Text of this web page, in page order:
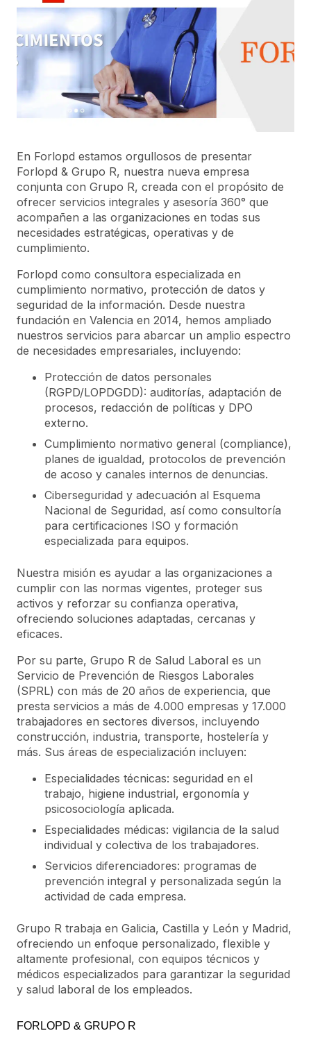
En Forlopd estamos orgullosos de presentar
Forlopd & Grupo R, nuestra nueva empresa
conjunta con Grupo R, creada con el propósito de
ofrecer servicios integrales y asesoría 360° que
acompañen a las organizaciones en todas sus
necesidades estratégicas, operativas y de
cumplimiento.
Forlopd como consultora especializada en
cumplimiento normativo, protección de datos y
seguridad de la información. Desde nuestra
fundación en Valencia en 2014, hemos ampliado
nuestros servicios para abarcar un amplio espectro
de necesidades empresariales, incluyendo:
Protección de datos personales
(RGPD/LOPDGDD): auditorías, adaptación de
procesos, redacción de políticas y DPO
externo.
Cumplimiento normativo general (compliance),
planes de igualdad, protocolos de prevención
de acoso y canales internos de denuncias.
Ciberseguridad y adecuación al Esquema
Nacional de Seguridad, así como consultoría
para certificaciones ISO y formación
especializada para equipos.
Nuestra misión es ayudar a las organizaciones a
cumplir con las normas vigentes, proteger sus
activos y reforzar su confianza operativa,
ofreciendo soluciones adaptadas, cercanas y
eficaces.
Por su parte, Grupo R de Salud Laboral es un
Servicio de Prevención de Riesgos Laborales
(SPRL) con más de 20 años de experiencia, que
presta servicios a más de 4.000 empresas y 17.000
trabajadores en sectores diversos, incluyendo
construcción, industria, transporte, hostelería y
más. Sus áreas de especialización incluyen:
Especialidades técnicas: seguridad en el
trabajo, higiene industrial, ergonomía y
psicosociología aplicada.
Especialidades médicas: vigilancia de la salud
individual y colectiva de los trabajadores.
Servicios diferenciadores: programas de
prevención integral y personalizada según la
actividad de cada empresa.
Grupo R trabaja en Galicia, Castilla y León y Madrid,
ofreciendo un enfoque personalizado, flexible y
altamente profesional, con equipos técnicos y
médicos especializados para garantizar la seguridad
y salud laboral de los empleados.
FORLOPD & GRUPO R